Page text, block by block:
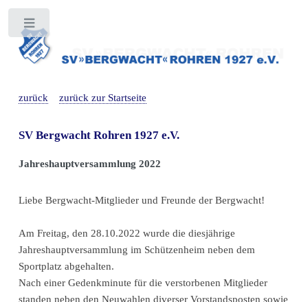
zurück zurück zur Startseite
SV Bergwacht Rohren 1927 e.V.
Jahreshauptversammlung 2022
Liebe Bergwacht-Mitglieder und Freunde der Bergwacht!
Am Freitag, den 28.10.2022 wurde die diesjährige
Jahreshauptversammlung im Schützenheim neben dem
Sportplatz abgehalten.
Nach einer Gedenkminute für die verstorbenen Mitglieder
standen neben den Neuwahlen diverser Vorstandsposten sowie